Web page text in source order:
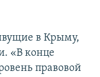
в Крыму,
«В конце
правовой